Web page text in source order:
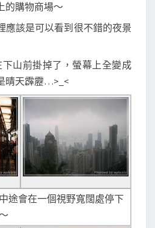
的購物商場～
應該是可以看到很不錯的夜景
下山前掛掉了，螢幕上全變成
晴天霹靂…>_<
途會在一個視野寬闊處停下